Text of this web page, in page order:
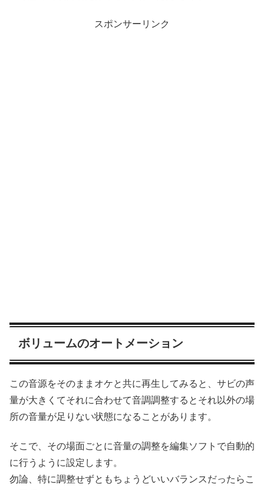
スポンサーリンク
ボリュームのオートメーション
この音源をそのままオケと共に再生してみると、サビの声
量が大きくてそれに合わせて音調調整するとそれ以外の場
所の音量が足りない状態になることがあります。
そこで、その場面ごとに音量の調整を編集ソフトで自動的
に行うように設定します。
勿論、特に調整せずともちょうどいいバランスだったらこ